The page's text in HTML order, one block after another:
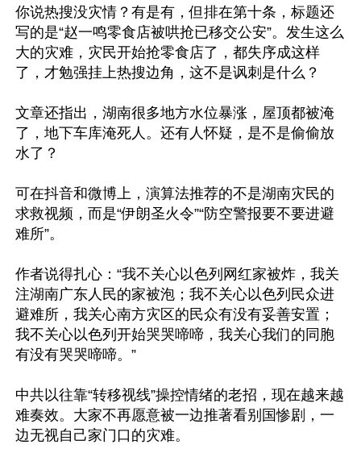
你说热搜没灾情？有是有，但排在第十条，标题还
写的是“赵一鸣零食店被哄抢已移交公安”。发生这么
大的灾难，灾民开始抢零食店了，都失序成这样
了，才勉强挂上热搜边角，这不是讽刺是什么？
文章还指出，湖南很多地方水位暴涨，屋顶都被淹
了，地下车库淹死人。还有人怀疑，是不是偷偷放
水了？
可在抖音和微博上，演算法推荐的不是湖南灾民的
求救视频，而是“伊朗圣火令”“防空警报要不要进避
难所”。
作者说得扎心：“我不关心以色列网红家被炸，我关
注湖南广东人民的家被泡；我不关心以色列民众进
避难所，我关心南方灾区的民众有没有妥善安置；
我不关心以色列开始哭哭啼啼，我关心我们的同胞
有没有哭哭啼啼。”
中共以往靠“转移视线”操控情绪的老招，现在越来越
难奏效。大家不再愿意被一边推著看别国惨剧，一
边无视自己家门口的灾难。